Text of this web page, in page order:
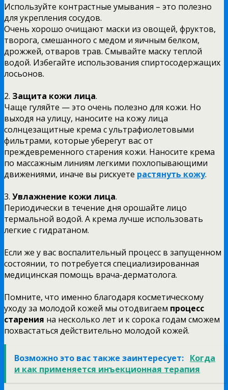
Используйте контрастные умывания – это полезно
для укрепления сосудов.
Очень хорошо очищают маски из овощей, фруктов,
творога, смешанного с медом и яичным белком,
дрожжей, отваров трав. Смывайте маску теплой
водой. Избегайте использования спиртосодержащих
лосьонов.
2. Защита кожи лица.
Чаще гуляйте — это очень полезно для кожи. Но
выходя на улицу, наносите на кожу лица
солнцезащитные крема с ультрафиолетовыми
фильтрами, которые уберегут вас от
преждевременного старения кожи. Наносите крема
по массажным линиям легкими похлопывающими
движениями, иначе вы рискуете растянуть кожу.
3. Увлажнение кожи лица.
Периодически в течение дня орошайте лицо
термальной водой. А крема лучше использовать
легкие с гидратаном.
Если же у вас воспалительный процесс в запущенном
состоянии, то потребуется специализированная
медицинская помощь врача-дерматолога.
Помните, что именно благодаря косметическому
уходу за молодой кожей мы отодвигаем процесс
старения на несколько лет и к сорока годам сможем
похвастаться действительно молодой кожей.
Возможно это вас также заинтересует: Когда
и как применяется инъекционная терапия